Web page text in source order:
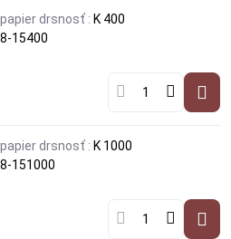
drsnosť : K 400
15400
drsnosť : K 1000
151000